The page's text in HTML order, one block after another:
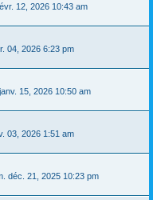
12, 2026 10:43 am
04, 2026 6:23 pm
15, 2026 10:50 am
03, 2026 1:51 am
déc. 21, 2025 10:23 pm